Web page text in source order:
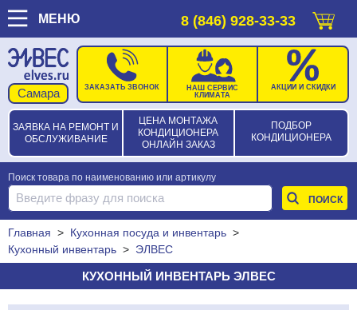
МЕНЮ 8 (846) 928-33-33
ЗАЯВКА НА РЕМОНТ И
ОБСЛУЖИВАНИЕ
ЦЕНА МОНТАЖА
КОНДИЦИОНЕРА
ОНЛАЙН ЗАКАЗ
ПОДБОР
КОНДИЦИОНЕРА
ЗАКАЗАТЬ ЗВОНОК
НАШ СЕРВИС
КЛИМАТА
АКЦИИ И СКИДКИ
Поиск товара по наименованию или артикулу
Главная > Кухонная посуда и инвентарь >
Кухонный инвентарь > ЭЛВЕС
КУХОННЫЙ ИНВЕНТАРЬ ЭЛВЕС